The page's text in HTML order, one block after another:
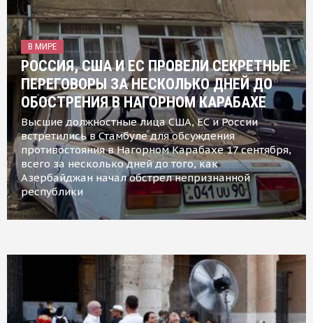
В МИРЕ
РОССИЯ, США И ЕС ПРОВЕЛИ СЕКРЕТНЫЕ
ПЕРЕГОВОРЫ ЗА НЕСКОЛЬКО ДНЕЙ ДО
ОБОСТРЕНИЯ В НАГОРНОМ КАРАБАХЕ
Высшие должностные лица США, ЕС и России
встретились в Стамбуле для обсуждения
противостояния в Нагорном Карабахе 17 сентября,
всего за несколько дней до того, как
Азербайджан начал обстрел непризнанной
республики